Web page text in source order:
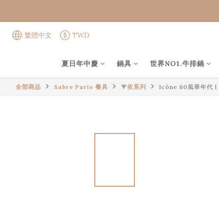
繁體中文 TWD
夏日年中慶 鍋具 世界NO1.牛排鍋
全部商品 Sabre Paris 餐具 ▼依系列 Icône 60風華年代 l